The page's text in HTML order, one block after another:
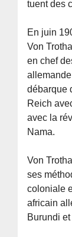
tuent des
En juin
Von
en chef
débarque
Reich
avec la
Nama.
Von
ses
coloniale
africain
Burundi